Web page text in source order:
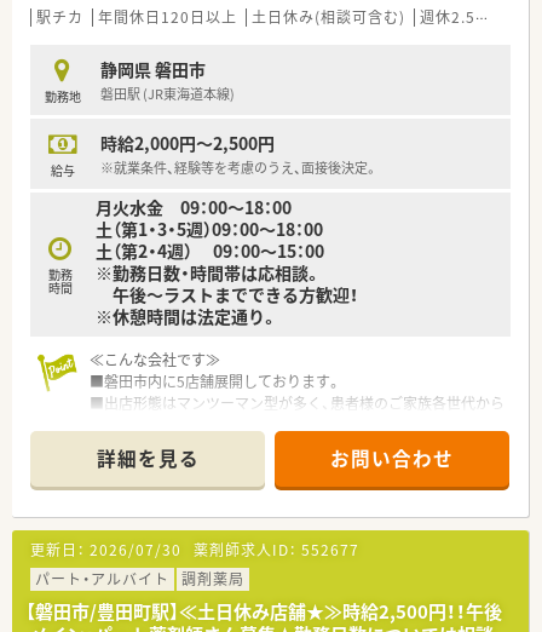
駅チカ 年間休日120日以上 土日休み(相談可含む) 週休2.5日以上
勤務地
静岡県 磐田市
磐田駅 (JR東海道本線)
給与
時給2,000円～2,500円
※就業条件、経験等を考慮のうえ、面接後決定。
勤務
時間
月火水金 09：00～18：00
土（第1・3・5週）09：00～18：00
土（第2・4週） 09：00～15：00
※勤務日数・時間帯は応相談。
午後～ラストまでできる方歓迎！
※休憩時間は法定通り。
≪こんな会社です≫
■磐田市内に5店舗展開しております。
■出店形態はマンツーマン型が多く、患者様のご家族各世代から
■かかりつけ薬局として従業員は積極的に認定薬剤師を取得し
ております。
■今後も同地域に根ざした地域医療、無理な異動の心配もござい
ません。
詳細を見る お問い合わせ
更新日： 2026/07/30 薬剤師求人ID： 552677
パート・アルバイト
調剤薬局
【磐田市/豊田町駅】≪土日休み店舗★≫時給2,500円！！午後